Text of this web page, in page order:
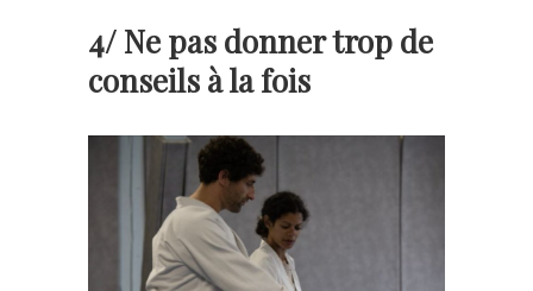
4/ Ne pas donner trop de
conseils à la fois